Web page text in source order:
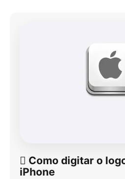
 Como digitar o
iPhone